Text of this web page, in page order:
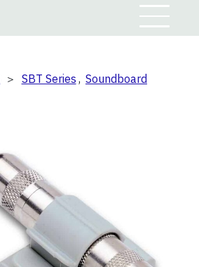
＞ SBT Series , Soundboard